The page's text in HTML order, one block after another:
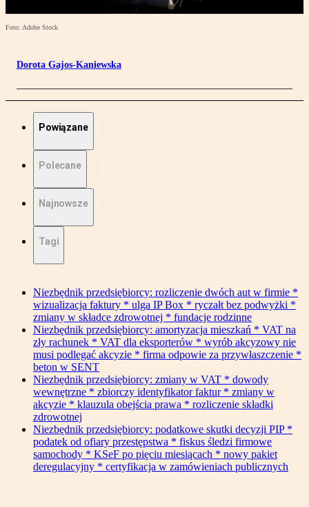
Foto: Adobe Stock
Dorota Gajos-Kaniewska
Powiązane
Polecane
Najnowsze
Tagi
Niezbędnik przedsiębiorcy: rozliczenie dwóch aut w firmie *
wizualizacja faktury * ulga IP Box * ryczałt bez podwyżki *
zmiany w składce zdrowotnej * fundacje rodzinne
Niezbędnik przedsiębiorcy: amortyzacja mieszkań * VAT na
zły rachunek * VAT dla eksporterów * wyrób akcyzowy nie
musi podlegać akcyzie * firma odpowie za przywłaszczenie *
beton w SENT
Niezbędnik przedsiębiorcy: zmiany w VAT * dowody
wewnętrzne * zbiorczy identyfikator faktur * zmiany w
akcyzie * klauzula obejścia prawa * rozliczenie składki
zdrowotnej
Niezbędnik przedsiębiorcy: podatkowe skutki decyzji PIP *
podatek od ofiary przestępstwa * fiskus śledzi firmowe
samochody * KSeF po pięciu miesiącach * nowy pakiet
deregulacyjny * certyfikacja w zamówieniach publicznych